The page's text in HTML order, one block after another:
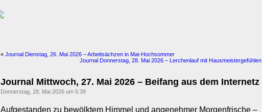
« Journal Dienstag, 26. Mai 2026 – Arbeitsächzen in Mai-Hochsommer
Journal Donnerstag, 28. Mai 2026 – Lerchenlauf mit Hausmeistergefühlen
Journal Mittwoch, 27. Mai 2026 – Beifang aus dem Internetz
Donnerstag, 28. Mai 2026 um 5:39
Aufgestanden zu bewölktem Himmel und angenehmer Morgenfrische –